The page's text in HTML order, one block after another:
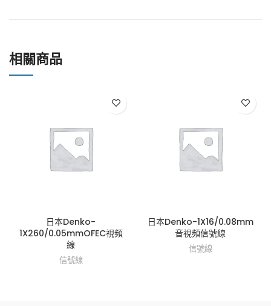
相關商品
日本Denko-
1X260/0.05mmOFEC視頻
線
信號線
日本Denko-1X16/0.08mm
音視頻信號線
信號線